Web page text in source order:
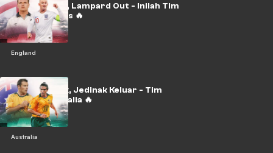
England
Gascoigne In, Lampard Out - Inilah Tim
Impian Inggris 🔥
Australia
Kewell Masuk, Jedinak Keluar - Tim
Impian Australia 🔥